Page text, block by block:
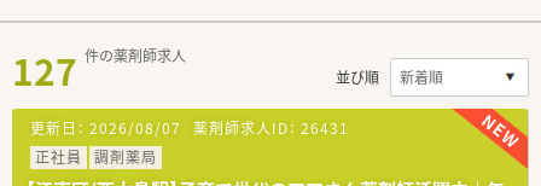
127 件の薬剤師求人
並び順
更新日： 2026/08/07 薬剤師求人ID： 26431
正社員
調剤薬局